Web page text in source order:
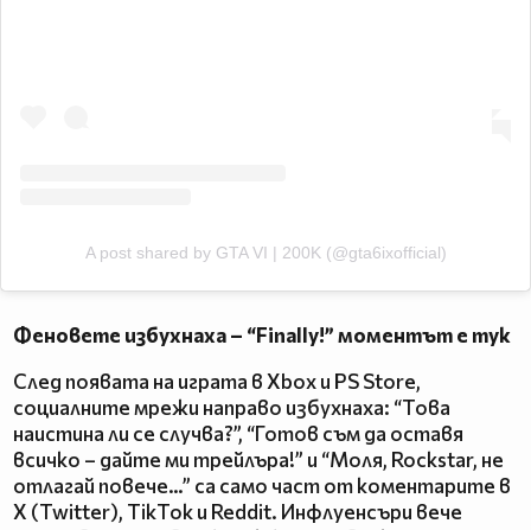
A post shared by GTA VI | 200K (@gta6ixofficial)
Феновете избухнаха – “Finally!” моментът е тук
След появата на играта в Xbox и PS Store,
социалните мрежи направо избухнаха: “Това
наистина ли се случва?”, “Готов съм да оставя
всичко – дайте ми трейлъра!” и “Моля, Rockstar, не
отлагай повече…” са само част от коментарите в
X (Twitter), TikTok и Reddit. Инфлуенсъри вече